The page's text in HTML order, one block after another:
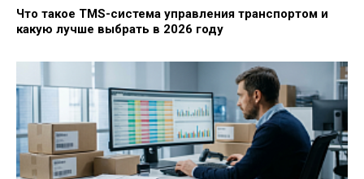
Что такое TMS-система управления транспортом и
какую лучше выбрать в 2026 году